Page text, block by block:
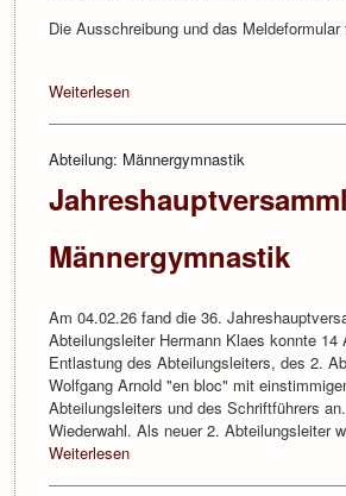
Die Ausschreibung und das
Weiterlesen
Abteilung: Männergymnastik
Männergymnastik
Am 04.02.26 fand die 36.
Abteilungsleiter Hermann Klaes konnte
Entlastung des Abteilungsleiters, des 2.
Wolfgang Arnold "en bloc" mit
Abteilungsleiters und des Schriftführers
Wiederwahl. Als neuer 2. Abteilungsleiter
Weiterlesen